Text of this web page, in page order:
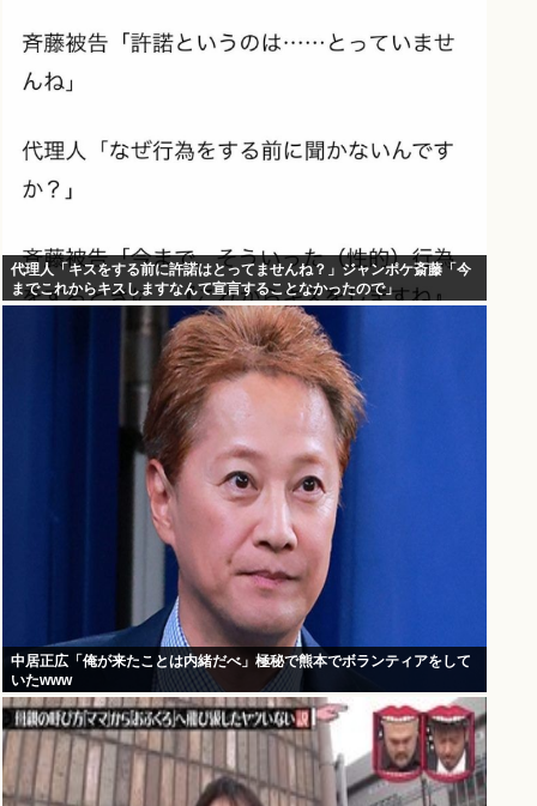
代理人「キスをする前に許諾はとってませんね？」ジャンポケ斎藤「今
までこれからキスしますなんて宣言することなかったので」
中居正広「俺が来たことは内緒だべ」極秘で熊本でボランティアをして
いたwww